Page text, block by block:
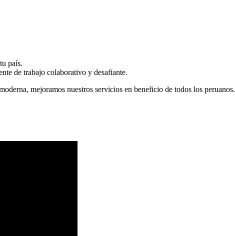
país.
de trabajo colaborativo y desafiante.
mejoramos nuestros servicios en beneficio de todos los peruanos.